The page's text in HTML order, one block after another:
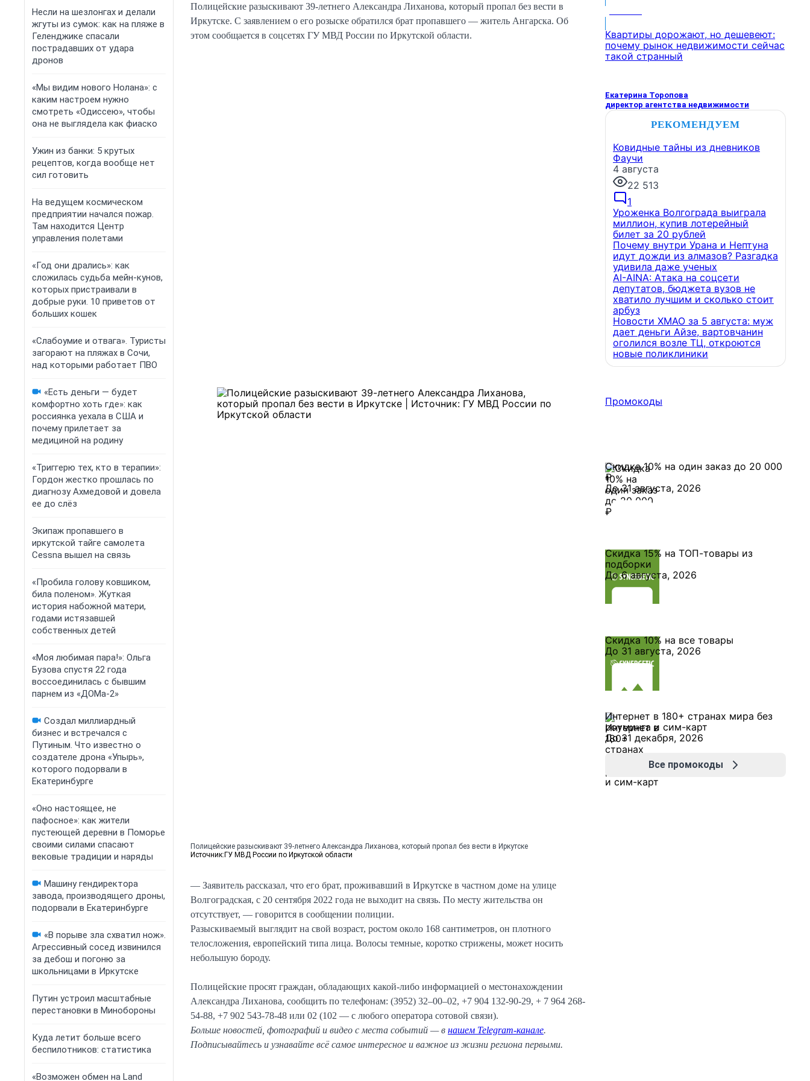
Несли на шезлонгах и делали
жгуты из сумок: как на пляже в
Геленджике спасали
пострадавших от удара
дронов
«Мы видим нового Нолана»: с
каким настроем нужно
смотреть «Одиссею», чтобы
она не выглядела как фиаско
Ужин из банки: 5 крутых
рецептов, когда вообще нет
сил готовить
На ведущем космическом
предприятии начался пожар.
Там находится Центр
управления полетами
«Год они дрались»: как
сложилась судьба мейн-кунов,
которых пристраивали в
добрые руки. 10 приветов от
больших кошек
«Слабоумие и отвага». Туристы
загорают на пляжах в Сочи,
над которыми работает ПВО
«Есть деньги — будет
комфортно хоть где»: как
россиянка уехала в США и
почему прилетает за
медициной на родину
«Триггерю тех, кто в терапии»:
Гордон жестко прошлась по
диагнозу Ахмедовой и довела
ее до слёз
Экипаж пропавшего в
иркутской тайге самолета
Cessna вышел на связь
«Пробила голову ковшиком,
била поленом». Жуткая
история набожной матери,
годами истязавшей
собственных детей
«Моя любимая пара!»: Ольга
Бузова спустя 22 года
воссоединилась с бывшим
парнем из «ДОМа-2»
Создал миллиардный
бизнес и встречался с
Путиным. Что известно о
создателе дрона «Упырь»,
которого подорвали в
Екатеринбурге
«Оно настоящее, не
пафосное»: как жители
пустеющей деревни в Поморье
своими силами спасают
вековые традиции и наряды
Машину гендиректора
завода, производящего дроны,
подорвали в Екатеринбурге
«В порыве зла схватил нож».
Агрессивный сосед извинился
за дебош и погоню за
школьницами в Иркутске
Путин устроил масштабные
перестановки в Минобороны
Куда летит больше всего
беспилотников: статистика
«Возможен обмен на Land
Полицейские разыскивают 39-летнего Александра Лиханова, который пропал без вести в
Иркутске. С заявлением о его розыске обратился брат пропавшего — житель Ангарска. Об
этом сообщается в соцсетях ГУ МВД России по Иркутской области.
Полицейские разыскивают 39-летнего Александра Лиханова, который пропал без вести в Иркутске
Источник: ГУ МВД России по Иркутской области
— Заявитель рассказал, что его брат, проживавший в Иркутске в частном доме на улице
Волгоградская, с 20 сентября 2022 года не выходит на связь. По месту жительства он
отсутствует, — говорится в сообщении полиции.
Разыскиваемый выглядит на свой возраст, ростом около 168 сантиметров, он плотного
телосложения, европейский типа лица. Волосы темные, коротко стрижены, может носить
небольшую бороду.
Полицейские просят граждан, обладающих какой-либо информацией о местонахождении
Александра Лиханова, сообщить по телефонам: (3952) 32–00–02, +7 904 132-90-29, + 7 964 268-
54-88, +7 902 543-78-48 или 02 (102 — с любого оператора сотовой связи).
Больше новостей, фотографий и видео с места событий — в нашем Telegram-канале.
Подписывайтесь и узнавайте всё самое интересное и важное из жизни региона первыми.
Квартиры дорожают, но дешевеют:
почему рынок недвижимости сейчас
такой странный
Екатерина Торопова
директор агентства недвижимости
РЕКОМЕНДУЕМ
Ковидные тайны из дневников
Фаучи
4 августа
22 513
1
Уроженка Волгограда выиграла
миллион, купив лотерейный
билет за 20 рублей
Почему внутри Урана и Нептуна
идут дожди из алмазов? Разгадка
удивила даже ученых
AI-AINA: Атака на соцсети
депутатов, бюджета вузов не
хватило лучшим и сколько стоит
арбуз
Новости ХМАО за 5 августа: муж
дает деньги Айзе, вартовчанин
оголился возле ТЦ, откроются
новые поликлиники
Промокоды
Скидка 10% на один заказ до 20 000
₽
До 31 августа, 2026
Скидка 15% на ТОП-товары из
подборки
До 6 августа, 2026
Скидка 10% на все товары
До 31 августа, 2026
Интернет в 180+ странах мира без
роуминга и сим-карт
До 31 декабря, 2026
Все промокоды